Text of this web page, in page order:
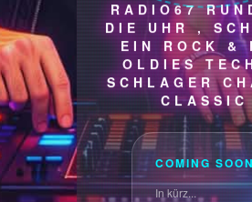
RADIO67
DIE UHR ,
EIN ROCK &
OLDIES
SCHLAGER
CLASSIC
COMING SOON
In kürz...